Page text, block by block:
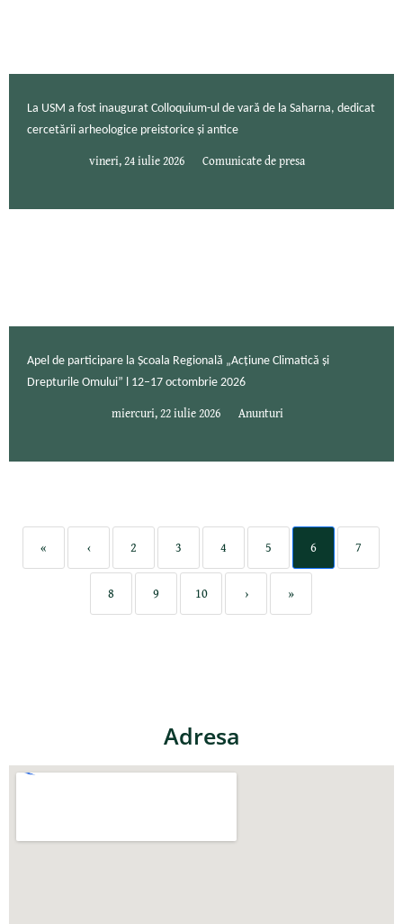
La USM a fost inaugurat Colloquium-ul de vară de la Saharna, dedicat
cercetării arheologice preistorice și antice
vineri, 24 iulie 2026 Comunicate de presa
Apel de participare la Școala Regională „Acțiune Climatică și
Drepturile Omului” l 12–17 octombrie 2026
miercuri, 22 iulie 2026 Anunturi
« ‹ 2 3 4 5 6 7
8 9 10 › »
Adresa